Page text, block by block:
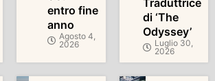
entro fine
anno
Agosto 4,
2026
Traduttrice
di ‘The
Odyssey’
Luglio 30,
2026